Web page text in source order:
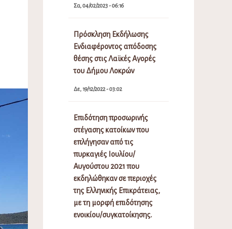
Σα, 04/02/2023 - 06:16
Πρόσκληση Εκδήλωσης
Ενδιαφέροντος απόδοσης
θέσης στις Λαϊκές Αγορές
του Δήμου Λοκρών
Δε, 19/12/2022 - 03:02
Επιδότηση προσωρινής
στέγασης κατοίκων που
επλήγησαν από τις
πυρκαγιές Ιουλίου/
Αυγούστου 2021 που
εκδηλώθηκαν σε περιοχές
της Ελληνικής Επικράτειας,
με τη μορφή επιδότησης
ενοικίου/συγκατοίκησης.